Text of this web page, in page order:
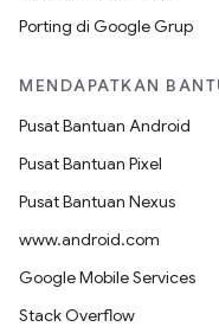
Porting di Google Grup
MENDAPATKAN
Pusat Bantuan Android
Pusat Bantuan Pixel
Pusat Bantuan Nexus
www.android.com
Google Mobile Services
Stack Overflow